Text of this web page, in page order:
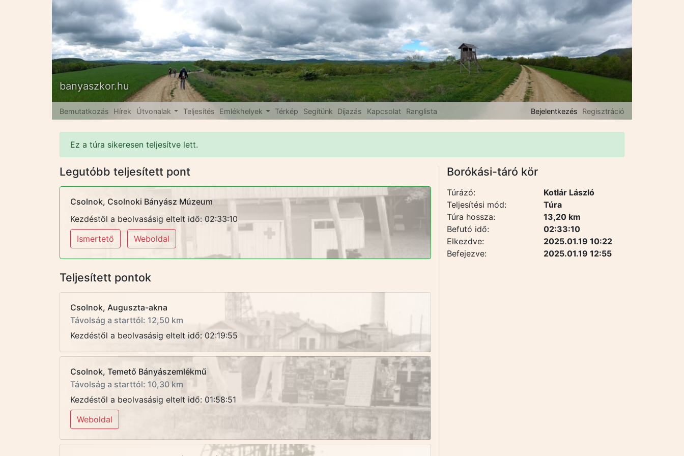
banyaszkor.hu
Bemutatkozás Hírek Útvonalak Teljesítés Emlékhelyek Térkép Segítünk Díjazás Kapcsolat Ranglista Bejelentkezés Regisztráció
Ez a túra sikeresen teljesítve lett.
Legutóbb teljesített pont
Csolnok, Csolnoki Bányász Múzeum
Kezdéstől a beolvasásig eltelt idő: 02:33:10
Ismertető
Weboldal
Teljesített pontok
Csolnok, Auguszta-akna
Távolság a starttól: 12,50 km
Kezdéstől a beolvasásig eltelt idő: 02:19:55
Csolnok, Temető Bányászemlékmű
Távolság a starttól: 10,30 km
Kezdéstől a beolvasásig eltelt idő: 01:58:51
Weboldal
Borókási-táró kör
Túrázó:
Kotlár László
Teljesítési mód:
Túra
Túra hossza:
13,20 km
Befutó idő:
02:33:10
Elkezdve:
2025.01.19 10:22
Befejezve:
2025.01.19 12:55